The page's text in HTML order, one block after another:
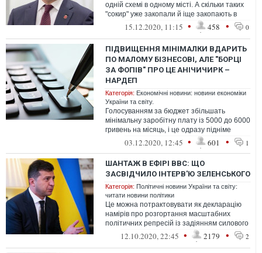
одній схемі в одному місті. А скільки таких
"сокир" уже закопали й іще закопають в
інших куточках України
15.12.2020, 11:15 • 458 • 0
ПІДВИЩЕННЯ МІНІМАЛКИ ВДАРИТЬ
ПО МАЛОМУ БІЗНЕСОВІ, АЛЕ "БОРЦІ
ЗА ФОПІВ" ПРО ЦЕ АНІЧИЧИРК –
НАРДЕП
Категорія: Економічні новини: новини економіки
України та світу.
Голосуванням за бюджет збільшать
мінімальну заробітну плату із 5000 до 6000
гривень на місяць, і це одразу підніме
податки, насамперед для малого бізн...
03.12.2020, 12:45 • 601 • 1
ШАНТАЖ В ЕФІРІ BBC: ЩО
ЗАСВІДЧИЛО ІНТЕРВ'Ю ЗЕЛЕНСЬКОГО
Категорія: Політичні новини України та світу:
читати новини політики
Це можна потрактовувати як декларацію
намірів про розгортання масштабних
політичних репресій із задіянням силового
апарату. Є ще один неприємний
12.10.2020, 22:45 • 2179 • 2